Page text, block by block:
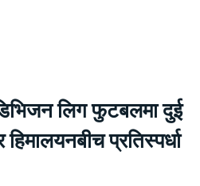
लिग फुटबलमा दुई
प्रतिस्पर्धा